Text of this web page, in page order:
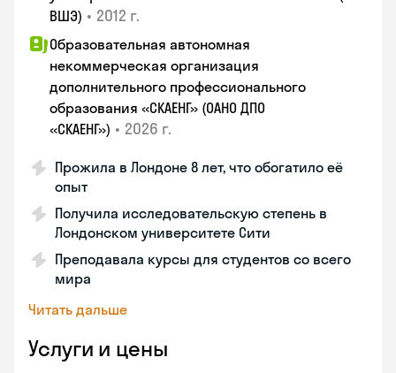
ВШЭ) • 2012 г.
Образовательная автономная
некоммерческая организация
дополнительного профессионального
образования «СКАЕНГ» (ОАНО ДПО
«СКАЕНГ») • 2026 г.
Прожила в Лондоне 8 лет, что обогатило её
опыт
Получила исследовательскую степень в
Лондонском университете Сити
Преподавала курсы для студентов со всего
мира
Читать дальше
Услуги и цены